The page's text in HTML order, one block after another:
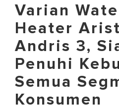
Varian
Heater
Andris 3,
Penuhi
Semua
Konsumen